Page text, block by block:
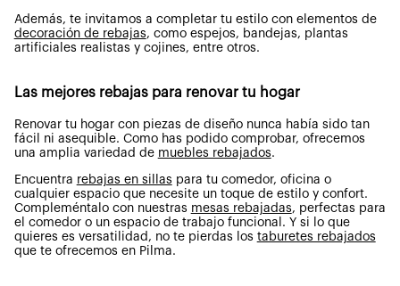
Además, te invitamos a completar tu estilo con elementos de
decoración de rebajas, como espejos, bandejas, plantas
artificiales realistas y cojines, entre otros.
Las mejores rebajas para renovar tu hogar
Renovar tu hogar con piezas de diseño nunca había sido tan
fácil ni asequible. Como has podido comprobar, ofrecemos
una amplia variedad de muebles rebajados.
Encuentra rebajas en sillas para tu comedor, oficina o
cualquier espacio que necesite un toque de estilo y confort.
Compleméntalo con nuestras mesas rebajadas, perfectas para
el comedor o un espacio de trabajo funcional. Y si lo que
quieres es versatilidad, no te pierdas los taburetes rebajados
que te ofrecemos en Pilma.